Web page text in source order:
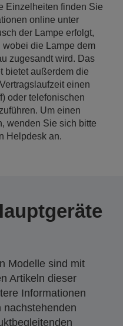
Einzelheiten finden Sie
online unter
der Lampe erfolgt,
die Lampe dem
zugesandt wird. Das
bietet außerdem die
einen
oder telefonischen
Um einen
wenden Sie sich bitte
Helpdesk an.
Modelle sind mit
Artikeln dieser
Informationen
nachstehenden